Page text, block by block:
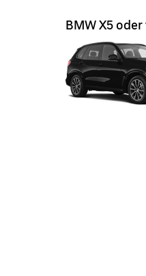
BMW X5